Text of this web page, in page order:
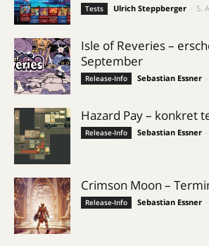
Tests Ulrich Steppberger 5.
Isle of Reveries –
September
Release-Info Sebastian Essner
Hazard Pay – konkret
Release-Info Sebastian Essner
Crimson Moon –
Release-Info Sebastian Essner